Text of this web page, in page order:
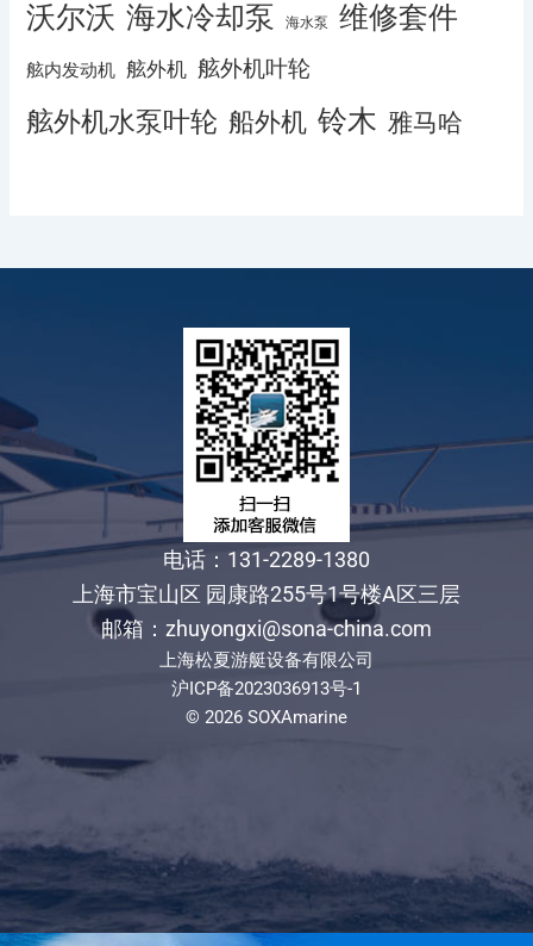
沃尔沃 海水冷却泵 海水泵 维修套件
舷内发动机 舷外机 舷外机叶轮
舷外机水泵叶轮 船外机 铃木 雅马哈
电话：131-2289-1380
上海市宝山区 园康路255号1号楼A区三层
邮箱：zhuyongxi@sona-china.com
上海松夏游艇设备有限公司
沪ICP备2023036913号-1
© 2026 SOXAmarine